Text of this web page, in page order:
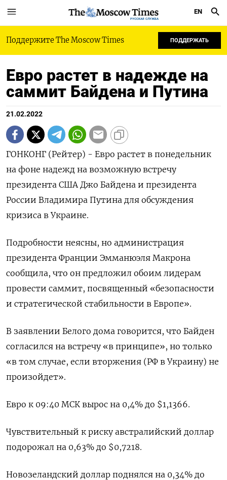
РУССКАЯ СЛУЖБА
EN
Поддержите The Moscow Times ПОДДЕРЖАТЬ
Евро растет в надежде на
саммит Байдена и Путина
21.02.2022
ГОНКОНГ (Рейтер) - Евро растет в понедельник
на фоне надежд на возможную встречу
президента США Джо Байдена и президента
России Владимира Путина для обсуждения
кризиса в Украине.
Подробности неясны, но администрация
президента Франции Эмманюэля Макрона
сообщила, что он предложил обоим лидерам
провести саммит, посвященный «безопасности
и стратегической стабильности в Европе».
В заявлении Белого дома говорится, что Байден
согласился на встречу «в принципе», но только
«в том случае, если вторжения (РФ в Украину) не
произойдет».
Евро к 09:40 МСК​ вырос на 0,4% до $1,1366.
Чувствительный к риску австралийский доллар
подорожал на 0,63% до $0,7218​.
Новозеландский доллар поднялся на 0,34% до